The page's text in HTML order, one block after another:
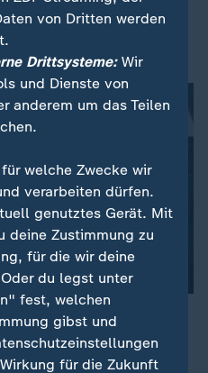
Treffer,
Tor.
eine populäre Sportart:
WM wollen sie ein Gegenpart
sich als weltoffen und
von Dritten werden
Drittsysteme:Wir
und Dienste von
anderem um das Teilen
welche Zwecke wir
verarbeiten dürfen.
genutztes Gerät. Mit
deine Zustimmung zu
für die wir deine
du legst unter
fest, welchen
gibst und
für die Zukunft